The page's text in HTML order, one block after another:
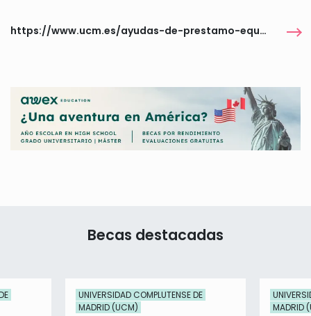
https://www.ucm.es/ayudas-de-prestamo-equipos-informaticos-y-conectividad-estudiantes-ucm
Becas destacadas
UNIVERSIDAD COMPLUTENSE DE
MADRID (UCM)
MADRID